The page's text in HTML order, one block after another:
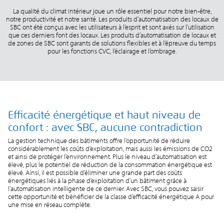
La qualité du climat intérieur joue un rôle essentiel pour notre bien-être,
notre productivité et notre santé. Les produits d’automatisation des locaux de
SBC ont été conçus avec les utilisateurs à l’esprit et sont axés sur l’utilisation
que ces derniers font des locaux. Les produits d’automatisation de locaux et
de zones de SBC sont garants de solutions flexibles et à l’épreuve du temps
pour les fonctions CVC, l’éclairage et l’ombrage.
Efficacité énergétique et haut niveau de
confort : avec SBC, aucune contradiction
La gestion technique des bâtiments offre l’opportunité de réduire
considérablement les coûts d’exploitation, mais aussi les émissions de CO2
et ainsi de protéger l’environnement. Plus le niveau d’automatisation est
élevé, plus le potentiel de réduction de la consommation énergétique est
élevé. Ainsi, il est possible d’éliminer une grande part des coûts
énergétiques liés à la phase d’exploitation d’un bâtiment grâce à
l’automatisation intelligente de ce dernier. Avec SBC, vous pouvez saisir
cette opportunité et bénéficier de la classe d’efficacité énergétique A pour
une mise en réseau complète.